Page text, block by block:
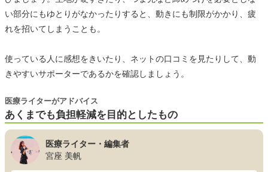
い部分にもゆとりがなかったりすると、動きにも制限がかかり、疲
れを招いてしまうことも。
使っている人に感想をきいたり、ネットの口コミを見たりして、動
きやすいサポーターであるかを確認しましょう。
あくまでも負担軽減を目的としたもの
医療ライターがアドバイス
医療ライター・編集者
宮座 美帆